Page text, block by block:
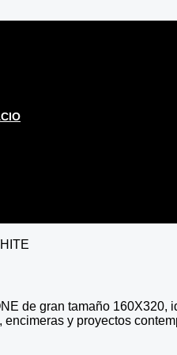
de gran tamaño 160X320,
y proyectos